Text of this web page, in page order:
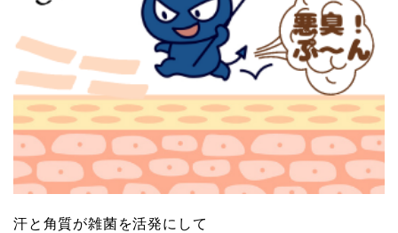
汗と角質が雑菌を活発にして